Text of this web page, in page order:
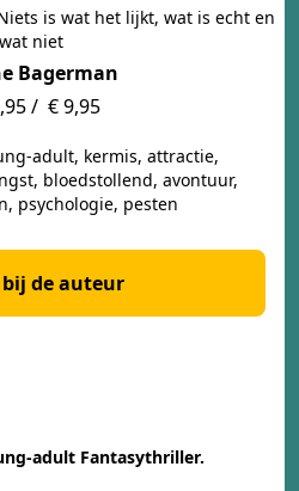
is wat het lijkt, wat is echt en
wat niet
Bagerman
/ € 9,95
adult, kermis, attractie,
bloedstollend, avontuur,
psychologie, pesten
bij de auteur
adult Fantasythriller.